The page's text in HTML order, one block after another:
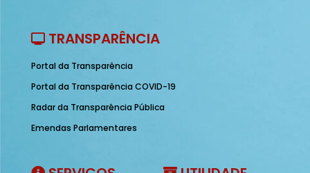
TRANSPARÊNCIA
Portal da Transparência
Portal da Transparência COVID-19
Radar da Transparência Pública
Emendas Parlamentares